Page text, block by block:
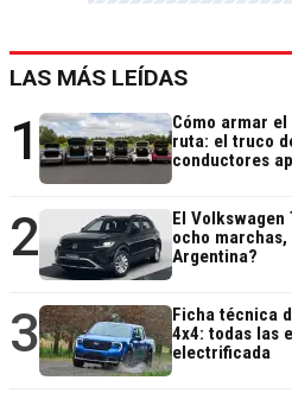
LAS MÁS LEÍDAS
1
Cómo armar
ruta: el truco
conductores
2
El
ocho
Argentina?
3
Ficha técnica
4x4: todas las
electrificada